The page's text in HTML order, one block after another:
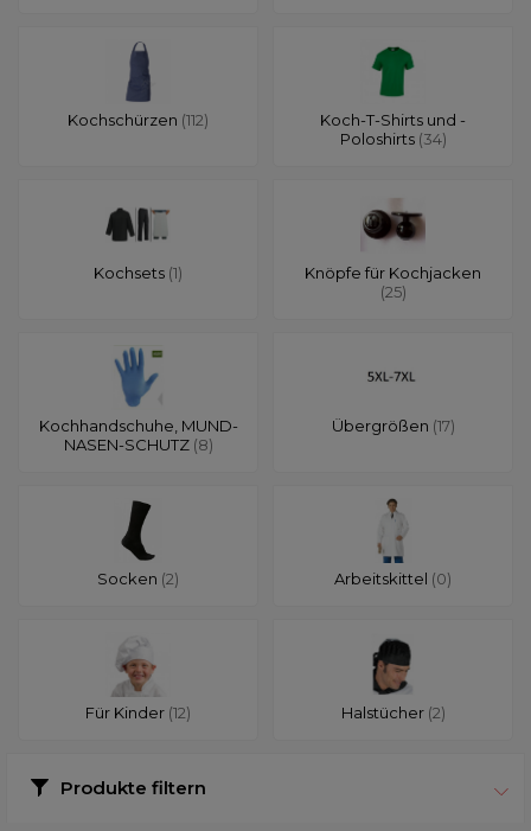
Kochschürzen (112)
Koch-T-Shirts und -
Poloshirts (34)
Kochsets (1)
Knöpfe für Kochjacken
(25)
Kochhandschuhe, MUND-
NASEN-SCHUTZ (8)
Übergrößen (17)
Socken (2) Arbeitskittel (0)
Für Kinder (12) Halstücher (2)
Produkte filtern